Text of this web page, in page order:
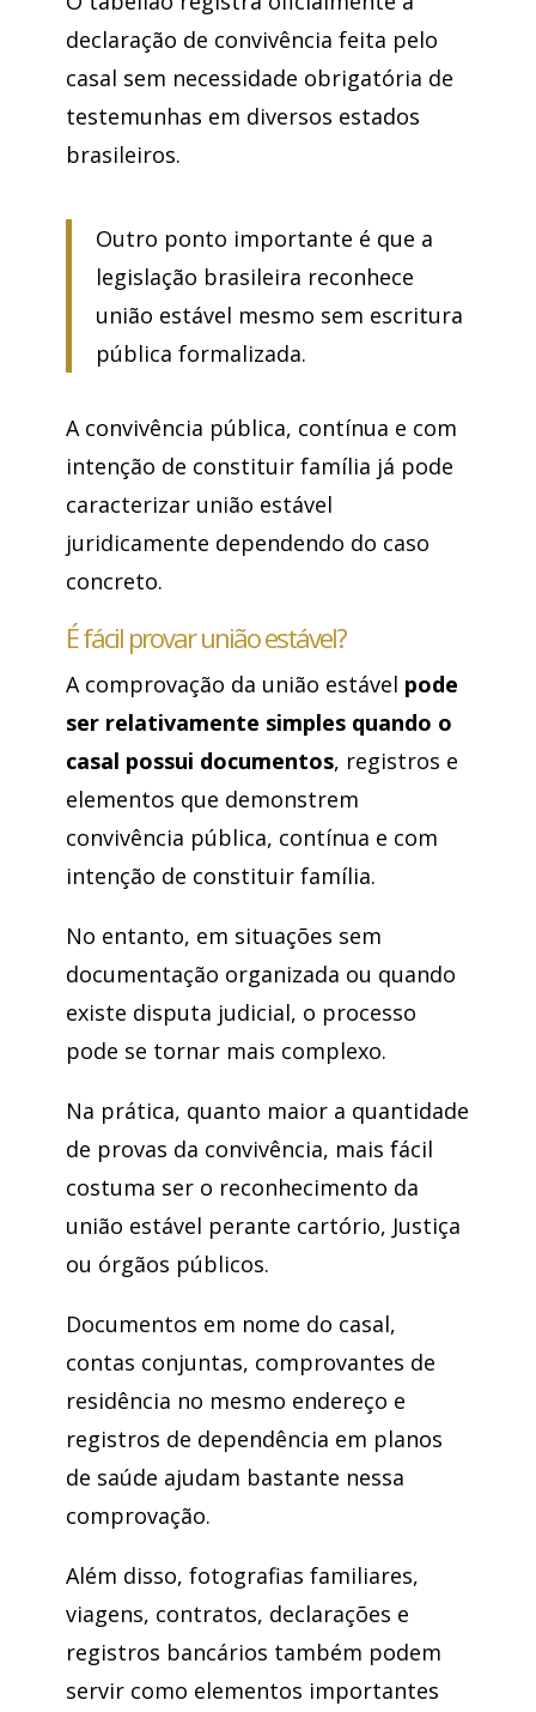
declaração de convivência feita pelo
casal sem necessidade obrigatória de
testemunhas em diversos estados
brasileiros.
Outro ponto importante é que a
legislação brasileira reconhece
união estável mesmo sem escritura
pública formalizada.
A convivência pública, contínua e com
intenção de constituir família já pode
caracterizar união estável
juridicamente dependendo do caso
concreto.
É fácil provar união estável?
A comprovação da união estável pode
ser relativamente simples quando o
casal possui documentos, registros e
elementos que demonstrem
convivência pública, contínua e com
intenção de constituir família.
No entanto, em situações sem
documentação organizada ou quando
existe disputa judicial, o processo
pode se tornar mais complexo.
Na prática, quanto maior a quantidade
de provas da convivência, mais fácil
costuma ser o reconhecimento da
união estável perante cartório, Justiça
ou órgãos públicos.
Documentos em nome do casal,
contas conjuntas, comprovantes de
residência no mesmo endereço e
registros de dependência em planos
de saúde ajudam bastante nessa
comprovação.
Além disso, fotografias familiares,
viagens, contratos, declarações e
registros bancários também podem
servir como elementos importantes